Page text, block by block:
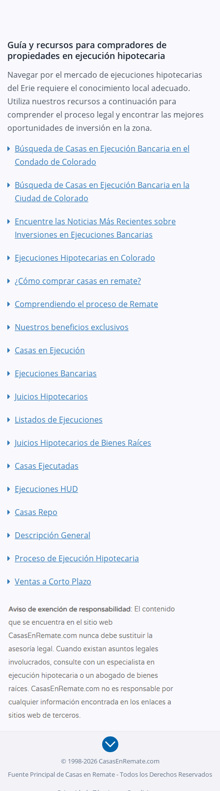
Guía y recursos para compradores de
propiedades en ejecución hipotecaria
Navegar por el mercado de ejecuciones hipotecarias
del Erie requiere el conocimiento local adecuado.
Utiliza nuestros recursos a continuación para
comprender el proceso legal y encontrar las mejores
oportunidades de inversión en la zona.
Búsqueda de Casas en Ejecución Bancaria en el
Condado de Colorado
Búsqueda de Casas en Ejecución Bancaria en la
Ciudad de Colorado
Encuentre las Noticias Más Recientes sobre
Inversiones en Ejecuciones Bancarias
Ejecuciones Hipotecarias en Colorado
¿Cómo comprar casas en remate?
Comprendiendo el proceso de Remate
Nuestros beneficios exclusivos
Casas en Ejecución
Ejecuciones Bancarias
Juicios Hipotecarios
Listados de Ejecuciones
Juicios Hipotecarios de Bienes Raíces
Casas Ejecutadas
Ejecuciones HUD
Casas Repo
Descripción General
Proceso de Ejecución Hipotecaria
Ventas a Corto Plazo
© 1998-2026 CasasEnRemate.com
Fuente Principal de Casas en Remate - Todos los Derechos Reservados